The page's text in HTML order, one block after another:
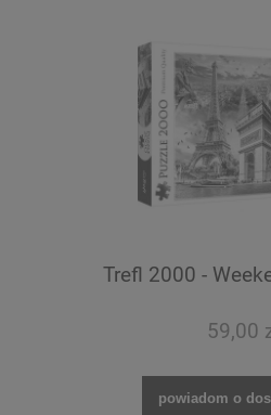
Trefl 2000 -
59,00
powiadom o